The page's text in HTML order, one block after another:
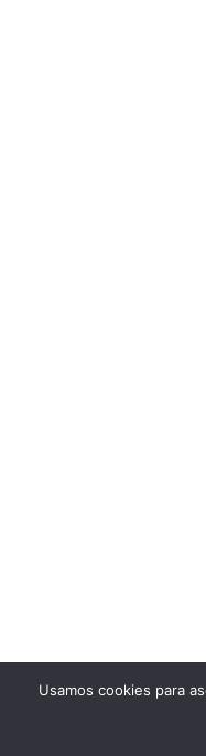
Usamos cookies para